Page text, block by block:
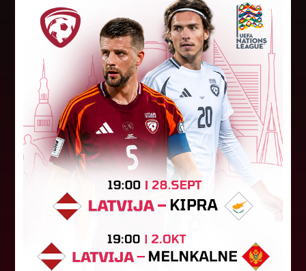
"Riga FC Women" beidz
vēsturisko eirokausu sezonu
Latvijas klubs "Riga FC Women" sestdien UEFA
Čempionu līgas kvalifikācijas otrajā kārtā ar 1:4
piekāpās Lietuvas "Gintra". Ar šo spēli Latvijas
klubam beidzās eirokausu...
08. augusts 2026.